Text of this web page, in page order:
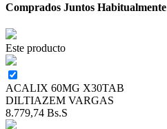
Comprados Juntos Habitualmente
Este producto
ACALIX 60MG X30TAB
DILTIAZEM VARGAS
8.779,74 Bs.S